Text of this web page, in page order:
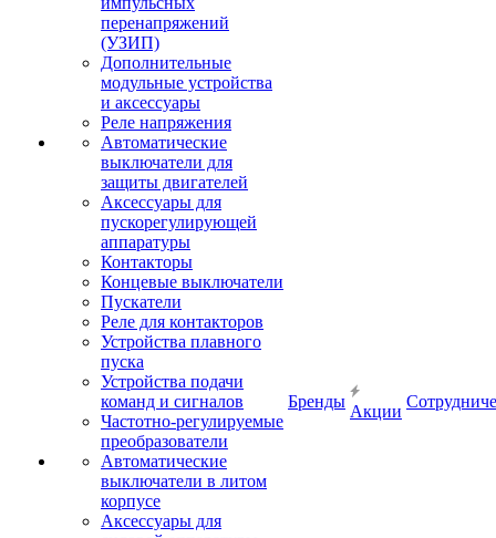
перенапряжений
(УЗИП)
Дополнительные
модульные устройства
и аксессуары
Реле напряжения
Автоматические
выключатели для
защиты двигателей
Аксессуары для
пускорегулирующей
аппаратуры
Контакторы
Концевые выключатели
Пускатели
Реле для контакторов
Устройства плавного
пуска
Устройства подачи
команд и сигналов
Частотно-регулируемые
преобразователи
Автоматические
выключатели в литом
корпусе
Аксессуары для
Бренды
Акции